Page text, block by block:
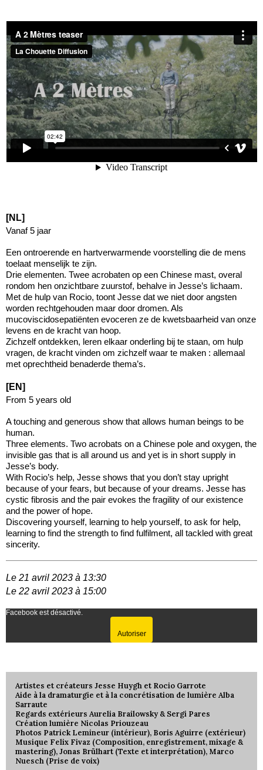
[NL]
Vanaf 5 jaar
Een ontroerende en hartverwarmende voorstelling die de mens
toelaat menselijk te zijn.
Drie elementen. Twee acrobaten op een Chinese mast, overal
rondom hen onzichtbare zuurstof, behalve in Jesse’s lichaam.
Met de hulp van Rocio, toont Jesse dat we niet door angsten
worden rechtgehouden maar door dromen. Als
mucoviscidosepatiënten evoceren ze de kwetsbaarheid van onze
levens en de kracht van hoop.
Zichzelf ontdekken, leren elkaar onderling bij te staan, om hulp
vragen, de kracht vinden om zichzelf waar te maken : allemaal
met oprechtheid benaderde thema’s.
[EN]
From 5 years old
A touching and generous show that allows human beings to be
human.
Three elements. Two acrobats on a Chinese pole and oxygen, the
invisible gas that is all around us and yet is in short supply in
Jesse’s body.
With Rocio’s help, Jesse shows that you don’t stay upright
because of your fears, but because of your dreams. Jesse has
cystic fibrosis and the pair evokes the fragility of our existence
and the power of hope.
Discovering yourself, learning to help yourself, to ask for help,
learning to find the strength to find fulfilment, all tackled with great
sincerity.
Le 21 avril 2023 à 13:30
Le 22 avril 2023 à 15:00
Facebook est désactivé.
Autoriser
Artistes et créateurs Jesse Huygh et Rocio Garrote
Aide à la dramaturgie et à la concrétisation de lumière Alba
Sarraute
Regards extérieurs Aurelia Brailowsky & Sergi Pares
Création lumière Nicolas Priouzeau
Photos Patrick Lemineur (intérieur), Boris Aguirre (extérieur)
Musique Felix Fivaz (Composition, enregistrement, mixage &
mastering), Jonas Brülhart (Texte et interprétation), Marco
Nuesch (Prise de voix)